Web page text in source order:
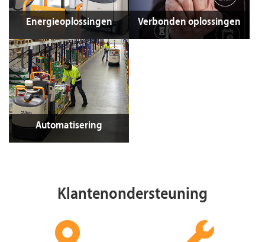
Energieoplossingen Verbonden oplossingen
Automatisering
Klantenondersteuning